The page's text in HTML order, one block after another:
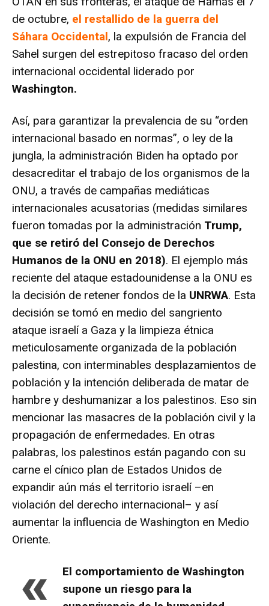
de octubre, el restallido de la guerra del
Sáhara Occidental, la expulsión de Francia del
Sahel surgen del estrepitoso fracaso del orden
internacional occidental liderado por
Washington.
Así, para garantizar la prevalencia de su “orden
internacional basado en normas”, o ley de la
jungla, la administración Biden ha optado por
desacreditar el trabajo de los organismos de la
ONU, a través de campañas mediáticas
internacionales acusatorias (medidas similares
fueron tomadas por la administración Trump,
que se retiró del Consejo de Derechos
Humanos de la ONU en 2018). El ejemplo más
reciente del ataque estadounidense a la ONU es
la decisión de retener fondos de la UNRWA. Esta
decisión se tomó en medio del sangriento
ataque israelí a Gaza y la limpieza étnica
meticulosamente organizada de la población
palestina, con interminables desplazamientos de
población y la intención deliberada de matar de
hambre y deshumanizar a los palestinos. Eso sin
mencionar las masacres de la población civil y la
propagación de enfermedades. En otras
palabras, los palestinos están pagando con su
carne el cínico plan de Estados Unidos de
expandir aún más el territorio israelí –en
violación del derecho internacional– y así
aumentar la influencia de Washington en Medio
Oriente.
«
El comportamiento de Washington
supone un riesgo para la